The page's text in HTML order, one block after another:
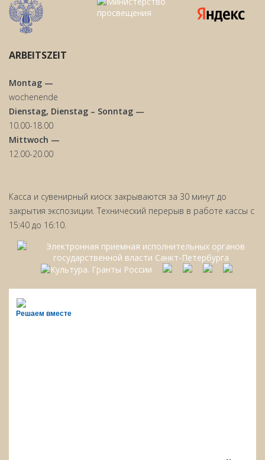
ARBEITSZEIT
Montag —
wochenende
Dienstag, Dienstag – Sonntag —
10.00-18.00
Mittwoch —
12.00-20.00
Касса и сувенирный киоск закрываются за 30 минут до
закрытия экспозиции. Технический перерыв в работе кассы с
15:40 до 16:10.
Решаем вместе